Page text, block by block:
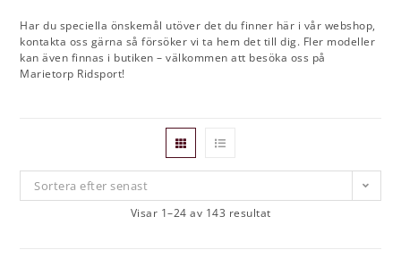
Har du speciella önskemål utöver det du finner här i vår webshop,
kontakta oss gärna så försöker vi ta hem det till dig. Fler modeller
kan även finnas i butiken – välkommen att besöka oss på
Marietorp Ridsport!
Sortera efter senast
Visar 1–24 av 143 resultat